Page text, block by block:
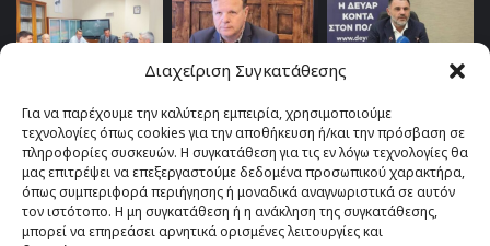
Διαχείριση Συγκατάθεσης
Για να παρέχουμε την καλύτερη εμπειρία, χρησιμοποιούμε
τεχνολογίες όπως cookies για την αποθήκευση ή/και την πρόσβαση σε
πληροφορίες συσκευών. Η συγκατάθεση για τις εν λόγω τεχνολογίες θα
μας επιτρέψει να επεξεργαστούμε δεδομένα προσωπικού χαρακτήρα,
όπως συμπεριφορά περιήγησης ή μοναδικά αναγνωριστικά σε αυτόν
τον ιστότοπο. Η μη συγκατάθεση ή η ανάκληση της συγκατάθεσης,
μπορεί να επηρεάσει αρνητικά ορισμένες λειτουργίες και